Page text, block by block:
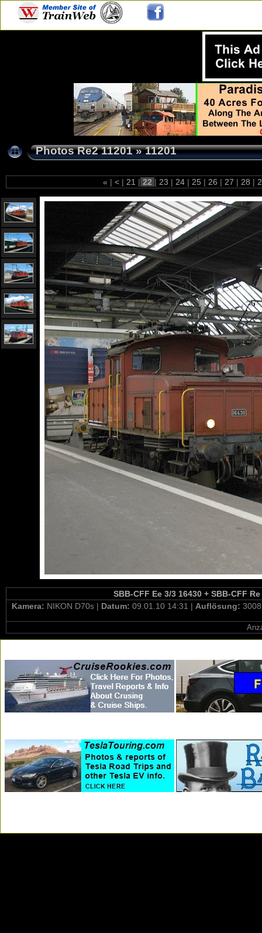
Photos Re2 11201»11201
« | < | 21 | 22 | 23 | 24 | 25 | 26 | 27 | 28 |
SBB-CFF Ee 3/3 16430 + SBB-CFF
Kamera: NIKON D70s | Datum: 09.01.10 14:31 | Auflösung: